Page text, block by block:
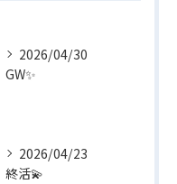
2026/04/30
GW✨
2026/04/23
終活💫